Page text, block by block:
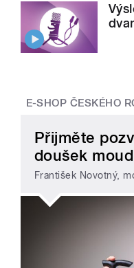
E-SHOP ČESKÉHO
Přijměte
doušek
František Novotný,